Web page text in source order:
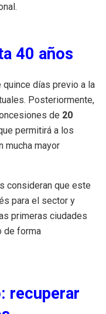
40 años
días previo a la
Posteriormente,
de 20
permitirá a los
mucha mayor
consideran que este
para el sector y
primeras ciudades
de forma
recuperar